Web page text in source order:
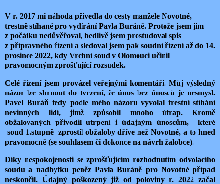
V r. 2017 mi náhoda přivedla do cesty manžele Novotné,
trestně stíhané pro vydírání Pavla Buráně. Protože jsem jim
z počátku nedůvěřoval, bedlivě jsem prostudoval spis
z přípravného řízení a sledoval jsem pak soudní řízení až do 14.
prosince 2022, kdy Vrchní soud v Olomouci učinil
pravomocným zprošťující rozsudek.
Celé řízení jsem provázel veřejnými komentáři. Můj výsledný
názor lze shrnout do tvrzení, že únos bez únosců je nesmysl.
Pavel Buráň tedy podle mého názoru vyvolal trestní stíhání
nevinných lidí, jimž způsobil mnoho útrap. Kromě
obžalovaných přivodil utrpení i údajným únoscům, které
soud 1.stupně zprostil obžaloby dříve než Novotné, a to hned
pravomocně (se souhlasem či dokonce na návrh žalobce).
Díky nespokojenosti se zprošťujícím rozhodnutím odvolacího
soudu a nadbytku peněz Pavla Buráně pro Novotné případ
neskončil. Údajný poškozený již od poloviny r. 2022 začal